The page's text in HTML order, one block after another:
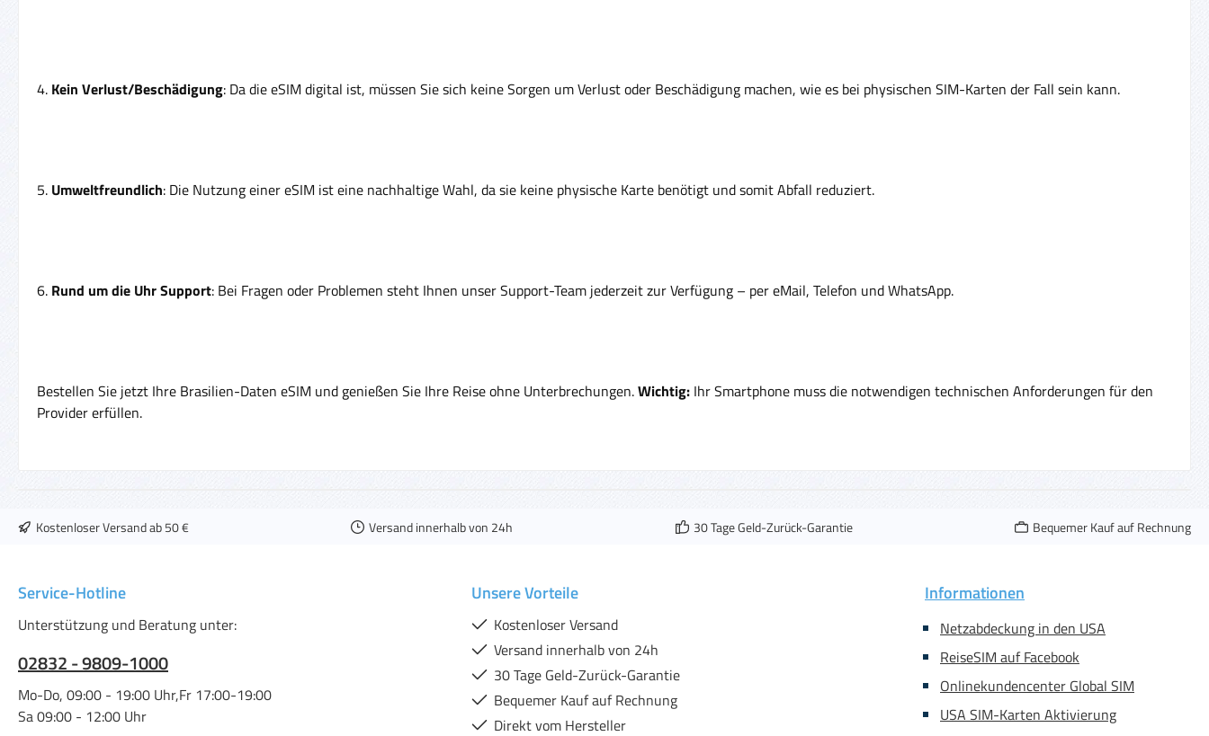
4. Kein Verlust/Beschädigung: Da die eSIM digital ist, müssen Sie sich keine Sorgen um Verlust oder Beschädigung machen, wie es bei physischen SIM-Karten der Fall sein kann.
5. Umweltfreundlich: Die Nutzung einer eSIM ist eine nachhaltige Wahl, da sie keine physische Karte benötigt und somit Abfall reduziert.
6. Rund um die Uhr Support: Bei Fragen oder Problemen steht Ihnen unser Support-Team jederzeit zur Verfügung – per eMail, Telefon und WhatsApp.
Bestellen Sie jetzt Ihre Brasilien-Daten eSIM und genießen Sie Ihre Reise ohne Unterbrechungen.Wichtig: Ihr Smartphone muss die notwendigen technischen Anforderungen für den
Provider erfüllen.
Kostenloser Versand ab 50 € Versand innerhalb von 24h 30 Tage Geld-Zurück-Garantie Bequemer Kauf auf Rechnung
Service-Hotline
Unterstützung und Beratung unter:
02832 - 9809-1000
Mo-Do, 09:00 - 19:00 Uhr,Fr 17:00-19:00
Sa 09:00 - 12:00 Uhr
Unsere Vorteile
Kostenloser Versand
Versand innerhalb von 24h
30 Tage Geld-Zurück-Garantie
Bequemer Kauf auf Rechnung
Direkt vom Hersteller
Informationen
Netzabdeckung in den USA
ReiseSIM auf Facebook
Onlinekundencenter Global SIM
USA SIM-Karten Aktivierung